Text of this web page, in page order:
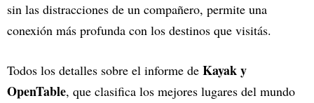
sin las distracciones de un compañero, permite una
conexión más profunda con los destinos que visitás.
Todos los detalles sobre el informe de Kayak y
OpenTable, que clasifica los mejores lugares del mundo